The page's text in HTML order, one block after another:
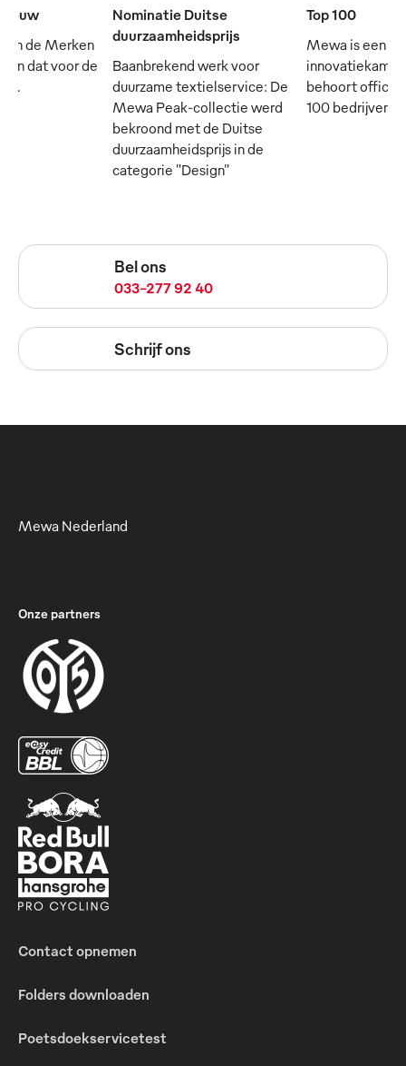
eeuw
de Merken
en dat voor de
rij.
Nominatie Duitse
duurzaamheidsprijs
Baanbrekend werk voor
duurzame textielservice: De
Mewa Peak-collectie werd
bekroond met de Duitse
duurzaamheidsprijs in de
categorie "Design"
Top 100
Mewa is een
behoort
100 bedrijven
Bel ons
033-277 92 40
Schrijf ons
Mewa Nederland
Onze partners
Contact opnemen
Folders downloaden
Poetsdoekservicetest